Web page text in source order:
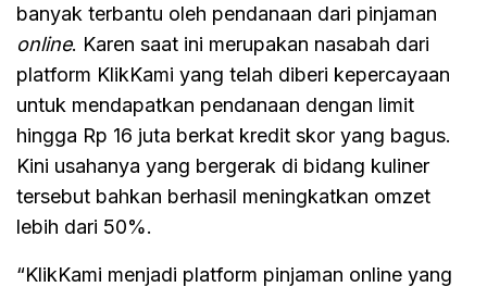
banyak terbantu oleh pendanaan dari pinjaman
online. Karen saat ini merupakan nasabah dari
platform KlikKami yang telah diberi kepercayaan
untuk mendapatkan pendanaan dengan limit
hingga Rp 16 juta berkat kredit skor yang bagus.
Kini usahanya yang bergerak di bidang kuliner
tersebut bahkan berhasil meningkatkan omzet
lebih dari 50%.
“KlikKami menjadi platform pinjaman online yang